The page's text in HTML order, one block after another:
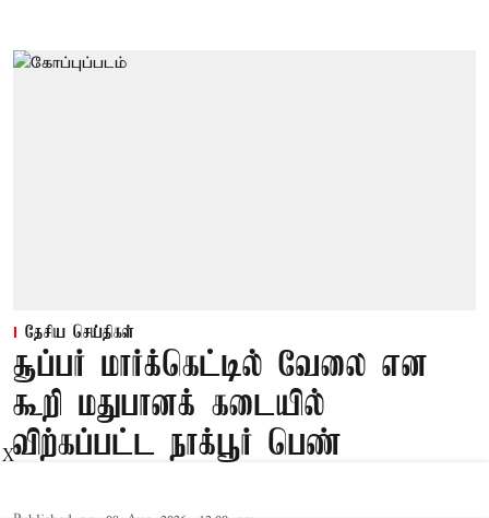
தேசிய செய்திகள்
சூப்பர் மார்க்கெட்டில் வேலை என
கூறி மதுபானக் கடையில்
விற்கப்பட்ட நாக்பூர் பெண்
X